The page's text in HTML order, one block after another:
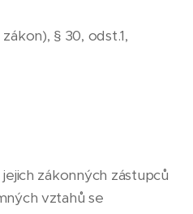
§ 30, odst.1,
zákonných zástupců
vztahů se